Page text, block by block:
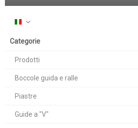
Italiano
Categorie
Prodotti
Boccole guida e ralle
Piastre
Guide a "V"